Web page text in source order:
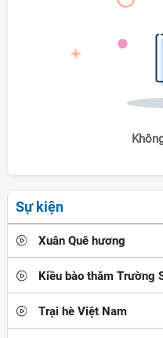
Sự kiện
Xuân Quê hương
Kiều bào thăm Trường
Trại hè Việt Nam